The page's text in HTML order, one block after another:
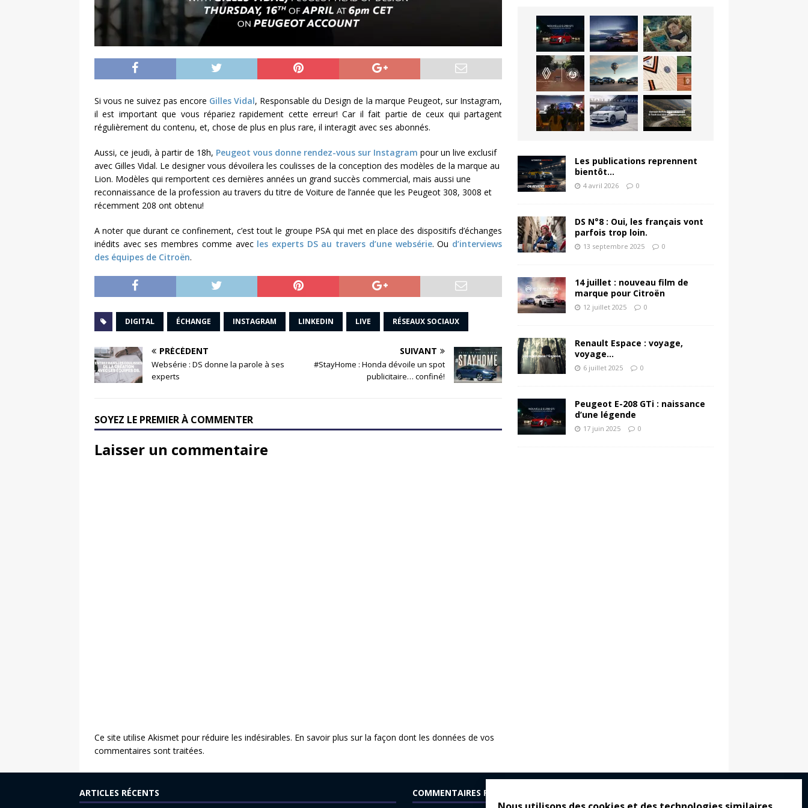
Si vous ne suivez pas encore Gilles Vidal, Responsable du Design de la marque Peugeot, sur Instagram,
il est important que vous répariez rapidement cette erreur! Car il fait partie de ceux qui partagent
régulièrement du contenu, et, chose de plus en plus rare, il interagit avec ses abonnés.
Aussi, ce jeudi, à partir de 18h, Peugeot vous donne rendez-vous sur Instagram pour un live exclusif
avec Gilles Vidal. Le designer vous dévoilera les coulisses de la conception des modèles de la marque au
Lion. Modèles qui remportent ces dernières années un grand succès commercial, mais aussi une
reconnaissance de la profession au travers du titre de Voiture de l’année que les Peugeot 308, 3008 et
récemment 208 ont obtenu!
A noter que durant ce confinement, c’est tout le groupe PSA qui met en place des dispositifs d’échanges
inédits avec ses membres comme avec les experts DS au travers d’une websérie. Ou d’interviews
des équipes de Citroën.
DIGITAL ÉCHANGE INSTAGRAM LINKEDIN LIVE RÉSEAUX SOCIAUX
PRÉCÉDENT
Websérie : DS donne la parole à ses
experts
SUIVANT
#StayHome : Honda dévoile un spot
publicitaire… confiné!
SOYEZ LE PREMIER À COMMENTER
Laisser un commentaire
Ce site utilise Akismet pour réduire les indésirables. En savoir plus sur la façon dont les données de vos
commentaires sont traitées.
Les publications reprennent
bientôt…
4 avril 2026 0
DS N°8 : Oui, les français vont
parfois trop loin.
13 septembre 2025 0
14 juillet : nouveau film de
marque pour Citroën
12 juillet 2025 0
Renault Espace : voyage,
voyage…
6 juillet 2025 0
Peugeot E-208 GTi : naissance
d’une légende
17 juin 2025 0
ARTICLES RÉCENTS COMMENTAIRES RÉCENTS